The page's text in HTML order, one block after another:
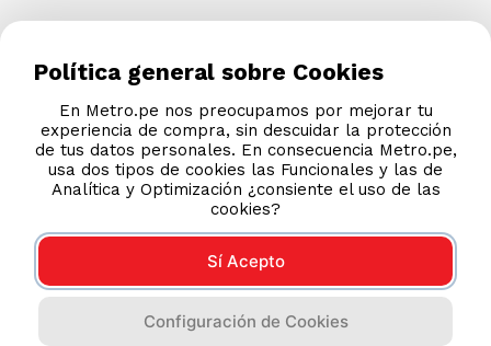
COMPRAS 100% SEGURAS
Esta tienda usa Niubiz para realizar transacciones
Política general sobre Cookies
En Metro.pe nos preocupamos por mejorar tu
experiencia de compra, sin descuidar la protección
de tus datos personales. En consecuencia Metro.pe,
usa dos tipos de cookies las Funcionales y las de
Analítica y Optimización ¿consiente el uso de las
cookies?
Sí Acepto
Configuración de Cookies